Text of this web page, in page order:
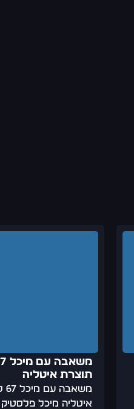
תוצרת איטליה
איטליה מיכל פלסטיק